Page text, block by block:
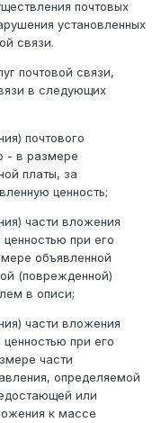
почтовых
установленных
связи.
почтовой связи,
в следующих
почтового
- в размере
платы, за
ценность;
части вложения
при его
объявленной
(поврежденной)
в описи;
части вложения
при его
части
определяемой
или
к массе